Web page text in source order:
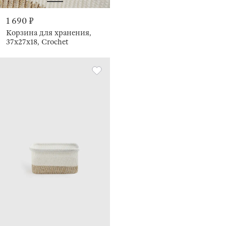
1 690 ₽
Корзина для хранения,
37х27х18, Crochet